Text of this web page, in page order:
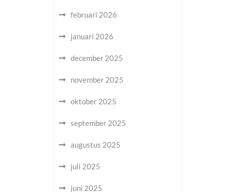
februari 2026
januari 2026
december 2025
november 2025
oktober 2025
september 2025
augustus 2025
juli 2025
juni 2025